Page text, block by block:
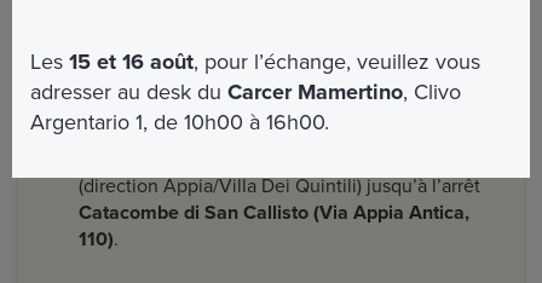
Ardeatine. L’entrée des Catacombes est devant.
Métro B (direction Laurentina) jusqu’à l’arrêt
Colosseo ou Circo Massimo (arrêt de bus : Terme
(direction Appia/Villa Dei Quintili) jusqu’à l’arrêt
Catacombe di San Callisto (Via Appia Antica,
110).
Les15 et 16 août, pour l’échange, veuillez vous
adresser au desk duCarcer Mamertino, Clivo
Argentario 1, de 10h00 à 16h00.